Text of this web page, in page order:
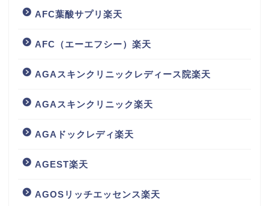
AFC葉酸サプリ楽天
AFC（エーエフシー）楽天
AGAスキンクリニックレディース院楽天
AGAスキンクリニック楽天
AGAドックレディ楽天
AGEST楽天
AGOSリッチエッセンス楽天